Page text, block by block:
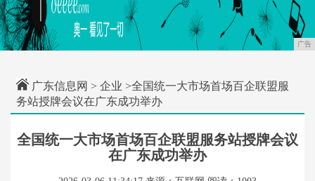
广告
广东信息网 > 企业 >全国统一大市场首场百企联盟服
务站授牌会议在广东成功举办
全国统一大市场首场百企联盟服务站授牌会议
在广东成功举办